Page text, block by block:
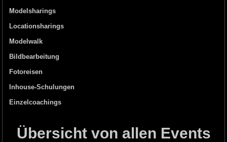
Modelsharings
Locationsharings
Modelwalk
Bildbearbeitung
Fotoreisen
Inhouse-Schulungen
Einzelcoachings
Übersicht von allen Events